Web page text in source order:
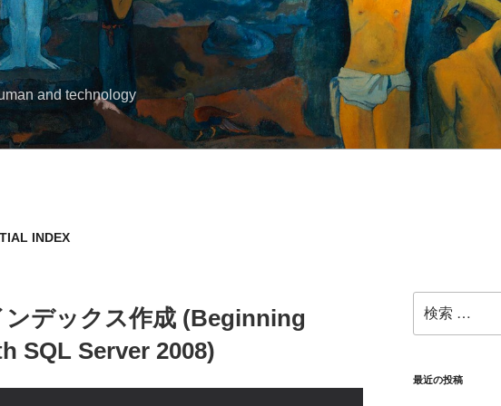
and technology
INDEX
デックス作成 (Beginning
SQL Server 2008)
索:
最近の投稿